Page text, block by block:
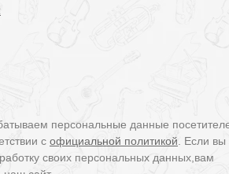
персональные данные
с официальной политикой . Если
своих персональных данных,вам